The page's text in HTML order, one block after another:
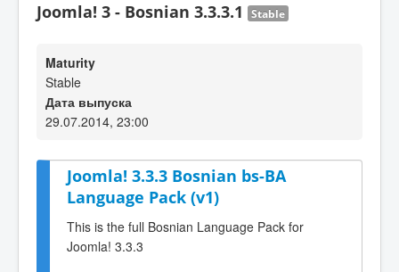
Joomla! 3 - Bosnian 3.3.3.1 Stable
Maturity
Stable
Дата выпуска
29.07.2014, 23:00
Joomla! 3.3.3 Bosnian bs-BA
Language Pack (v1)
This is the full Bosnian Language Pack for
Joomla! 3.3.3